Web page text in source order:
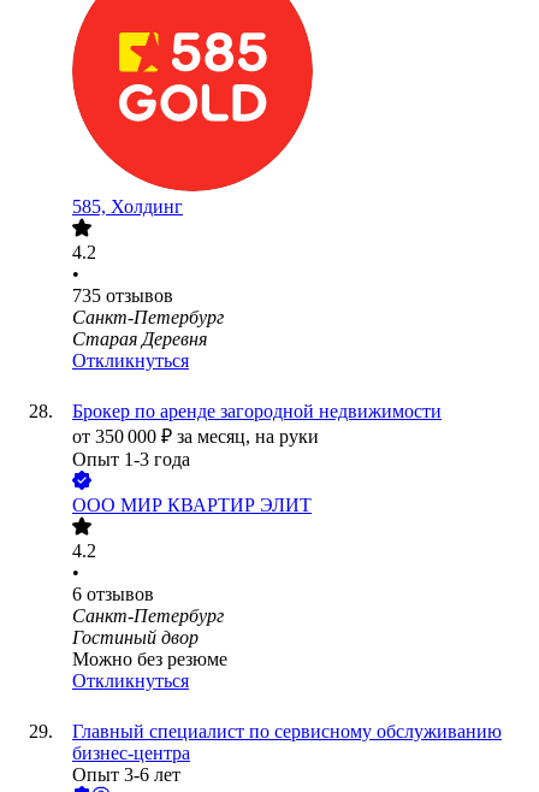
585, Холдинг
4.2
•
735 отзывов
Санкт-Петербург
Старая Деревня
Откликнуться
Брокер по аренде загородной недвижимости
от 350 000 ₽ за месяц, на руки
Опыт 1-3 года
ООО МИР КВАРТИР ЭЛИТ
4.2
•
6 отзывов
Санкт-Петербург
Гостиный двор
Можно без резюме
Откликнуться
Главный специалист по сервисному обслуживанию
бизнес-центра
Опыт 3-6 лет